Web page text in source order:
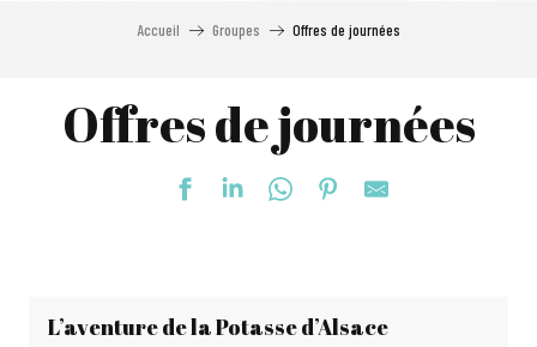
Accueil Groupes Offres de journées
Offres de journées
L’aventure de la Potasse d’Alsace